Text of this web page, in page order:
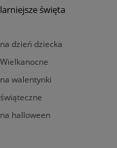
święta
dzień dziecka
na walentynki
na halloween